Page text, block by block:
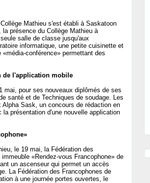
Mathieu s'est établi à Saskatoon
présence du Collège Mathieu à
salle de classe jusqu'aux
informatique, une petite cuisinette et
conférence» permettant des
de l'application mobile
mai, pour ses nouveaux diplômés de ses
santé et de Techniques de soudage. Les
Sask, un concours de rédaction en
présentation d'une nouvelle application
le 19 mai, la Fédération des
«Rendez-vous Francophone» de
un ascenseur qui permet un accès
La Fédération des Francophones de
à une journée portes ouvertes, le